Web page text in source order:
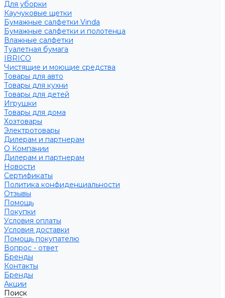
Для уборки
Каучуковые щетки
Бумажные салфетки Vinda
Бумажные салфетки и полотенца
Влажные салфетки
Туалетная бумага
IBRICO
Чистящие и моющие средства
Товары для авто
Товары для кухни
Товары для детей
Игрушки
Товары для дома
Хозтовары
Электротовары
Дилерам и партнерам
О Компании
Дилерам и партнерам
Новости
Сертификаты
Политика конфиденциальности
Отзывы
Помощь
Покупки
Условия оплаты
Условия доставки
Помощь покупателю
Вопрос - ответ
Бренды
Контакты
Бренды
Акции
Поиск